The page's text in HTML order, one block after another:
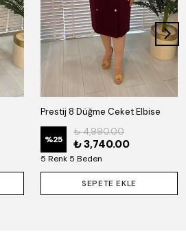
Prestij 8 Düğme Ceket Elbise
%25
₺ 4,990.00
₺ 3,740.00
5 Renk 5 Beden
SEPETE EKLE